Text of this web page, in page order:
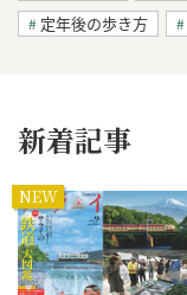
定年後の歩き方
新着記事
NEW